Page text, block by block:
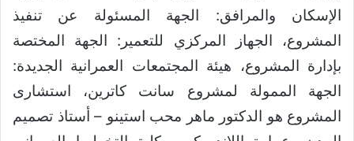
الإسكان والمرافق: الجهة المسئولة عن تنفيذ
المشروع، الجهاز المركزي للتعمير: الجهة المختصة
بإدارة المشروع، هيئة المجتمعات العمرانية الجديدة:
الجهة الممولة لمشروع سانت كاترين، استشارى
المشروع هو الدكتور ماهر محب استينو – أستاذ تصميم